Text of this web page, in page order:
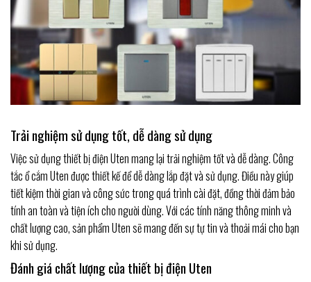
Trải nghiệm sử dụng tốt, dễ dàng sử dụng
Việc sử dụng thiết bị điện Uten mang lại trải nghiệm tốt và dễ dàng. Công
tắc ổ cắm Uten được thiết kế để dễ dàng lắp đặt và sử dụng. Điều này giúp
tiết kiệm thời gian và công sức trong quá trình cài đặt, đồng thời đảm bảo
tính an toàn và tiện ích cho người dùng. Với các tính năng thông minh và
chất lượng cao, sản phẩm Uten sẽ mang đến sự tự tin và thoải mái cho bạn
khi sử dụng.
Đánh giá chất lượng của thiết bị điện Uten